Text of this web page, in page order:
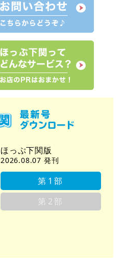
ほっぷ下関版
2026.08.07 発刊
第1部
第2部